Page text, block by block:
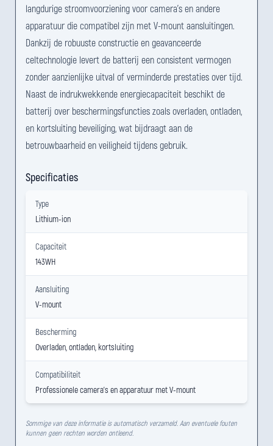
langdurige stroomvoorziening voor camera's en andere
apparatuur die compatibel zijn met V-mount aansluitingen.
Dankzij de robuuste constructie en geavanceerde
celtechnologie levert de batterij een consistent vermogen
zonder aanzienlijke uitval of verminderde prestaties over tijd.
Naast de indrukwekkende energiecapaciteit beschikt de
batterij over beschermingsfuncties zoals overladen, ontladen,
en kortsluiting beveiliging, wat bijdraagt aan de
betrouwbaarheid en veiligheid tijdens gebruik.
Specificaties
Type
Lithium-ion
Capaciteit
143WH
Aansluiting
V-mount
Bescherming
Overladen, ontladen, kortsluiting
Compatibiliteit
Professionele camera's en apparatuur met V-mount
Sommige van deze informatie is automatisch verzameld. Aan eventuele fouten
kunnen geen rechten worden ontleend.